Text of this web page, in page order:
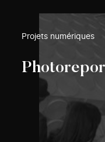
Projets numériques